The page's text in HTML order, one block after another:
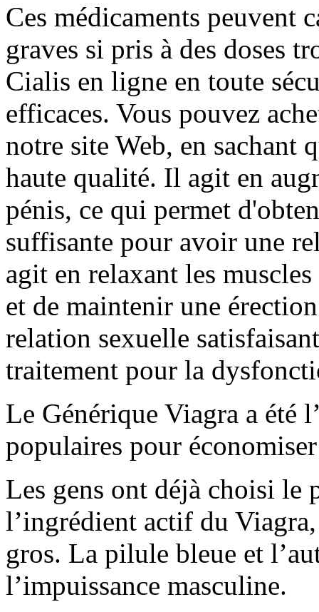
Ces médicaments peuvent
graves si pris à des doses
Cialis en ligne en toute
efficaces. Vous pouvez
notre site Web, en sachant
haute qualité. Il agit en
pénis, ce qui permet
suffisante pour avoir une
agit en relaxant les
et de maintenir une
relation sexuelle
traitement pour la
Le Générique Viagra a été
populaires pour
Les gens ont déjà choisi le
l’ingrédient actif du
gros. La pilule bleue et
l’impuissance masculine.